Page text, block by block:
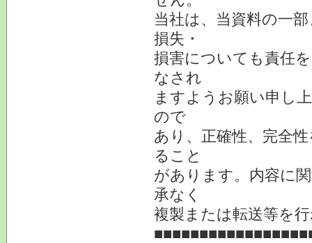
当社は、当資料の一
損失・
損害についても責任
なされ
ますようお願い申し
ので
あり、正確性、完全
ること
があります。内容に
承なく
複製または転送等を